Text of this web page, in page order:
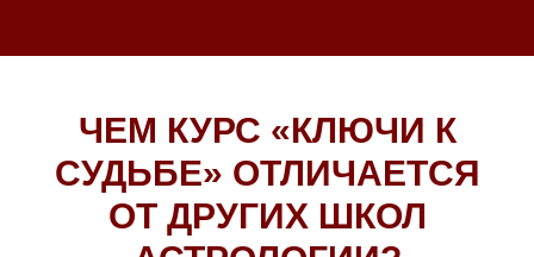
ЧЕМ КУРС «КЛЮЧИ К
СУДЬБЕ» ОТЛИЧАЕТСЯ
ОТ ДРУГИХ ШКОЛ